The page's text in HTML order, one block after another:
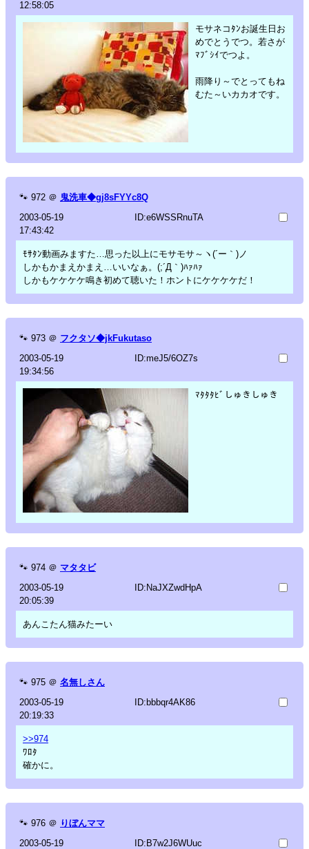
12:58:05
モサネコﾀﾝお誕生日お
めでとうでつ。若さが
ﾏﾌﾞｼｲでつよ。
雨降り～でとってもね
むた～いカカオです。
🐾 972 ＠ 鬼洗車◆gj8sFYYc8Q
2003-05-19
17:43:42
ID:e6WSSRnuTA
ﾓｻﾀﾝ動画みますた…思った以上にモサモサ～ヽ(´ー｀)ノ
しかもかまえかまえ…いいなぁ。(;´Д｀)ﾊｧﾊｧ
しかもケケケケ鳴き初めて聴いた！ホントにケケケケだ！
🐾 973 ＠ フクタソ◆jkFukutaso
2003-05-19
19:34:56
ID:meJ5/6OZ7s
ﾏﾀﾀﾀﾋﾞしゅきしゅき
🐾 974 ＠ マタタビ
2003-05-19
20:05:39
ID:NaJXZwdHpA
あんこたん猫みたーい
🐾 975 ＠ 名無しさん
2003-05-19
20:19:33
ID:bbbqr4AK86
>>974
ﾜﾛﾀ
確かに。
🐾 976 ＠ りぼんママ
2003-05-19
ID:B7w2J6WUuc